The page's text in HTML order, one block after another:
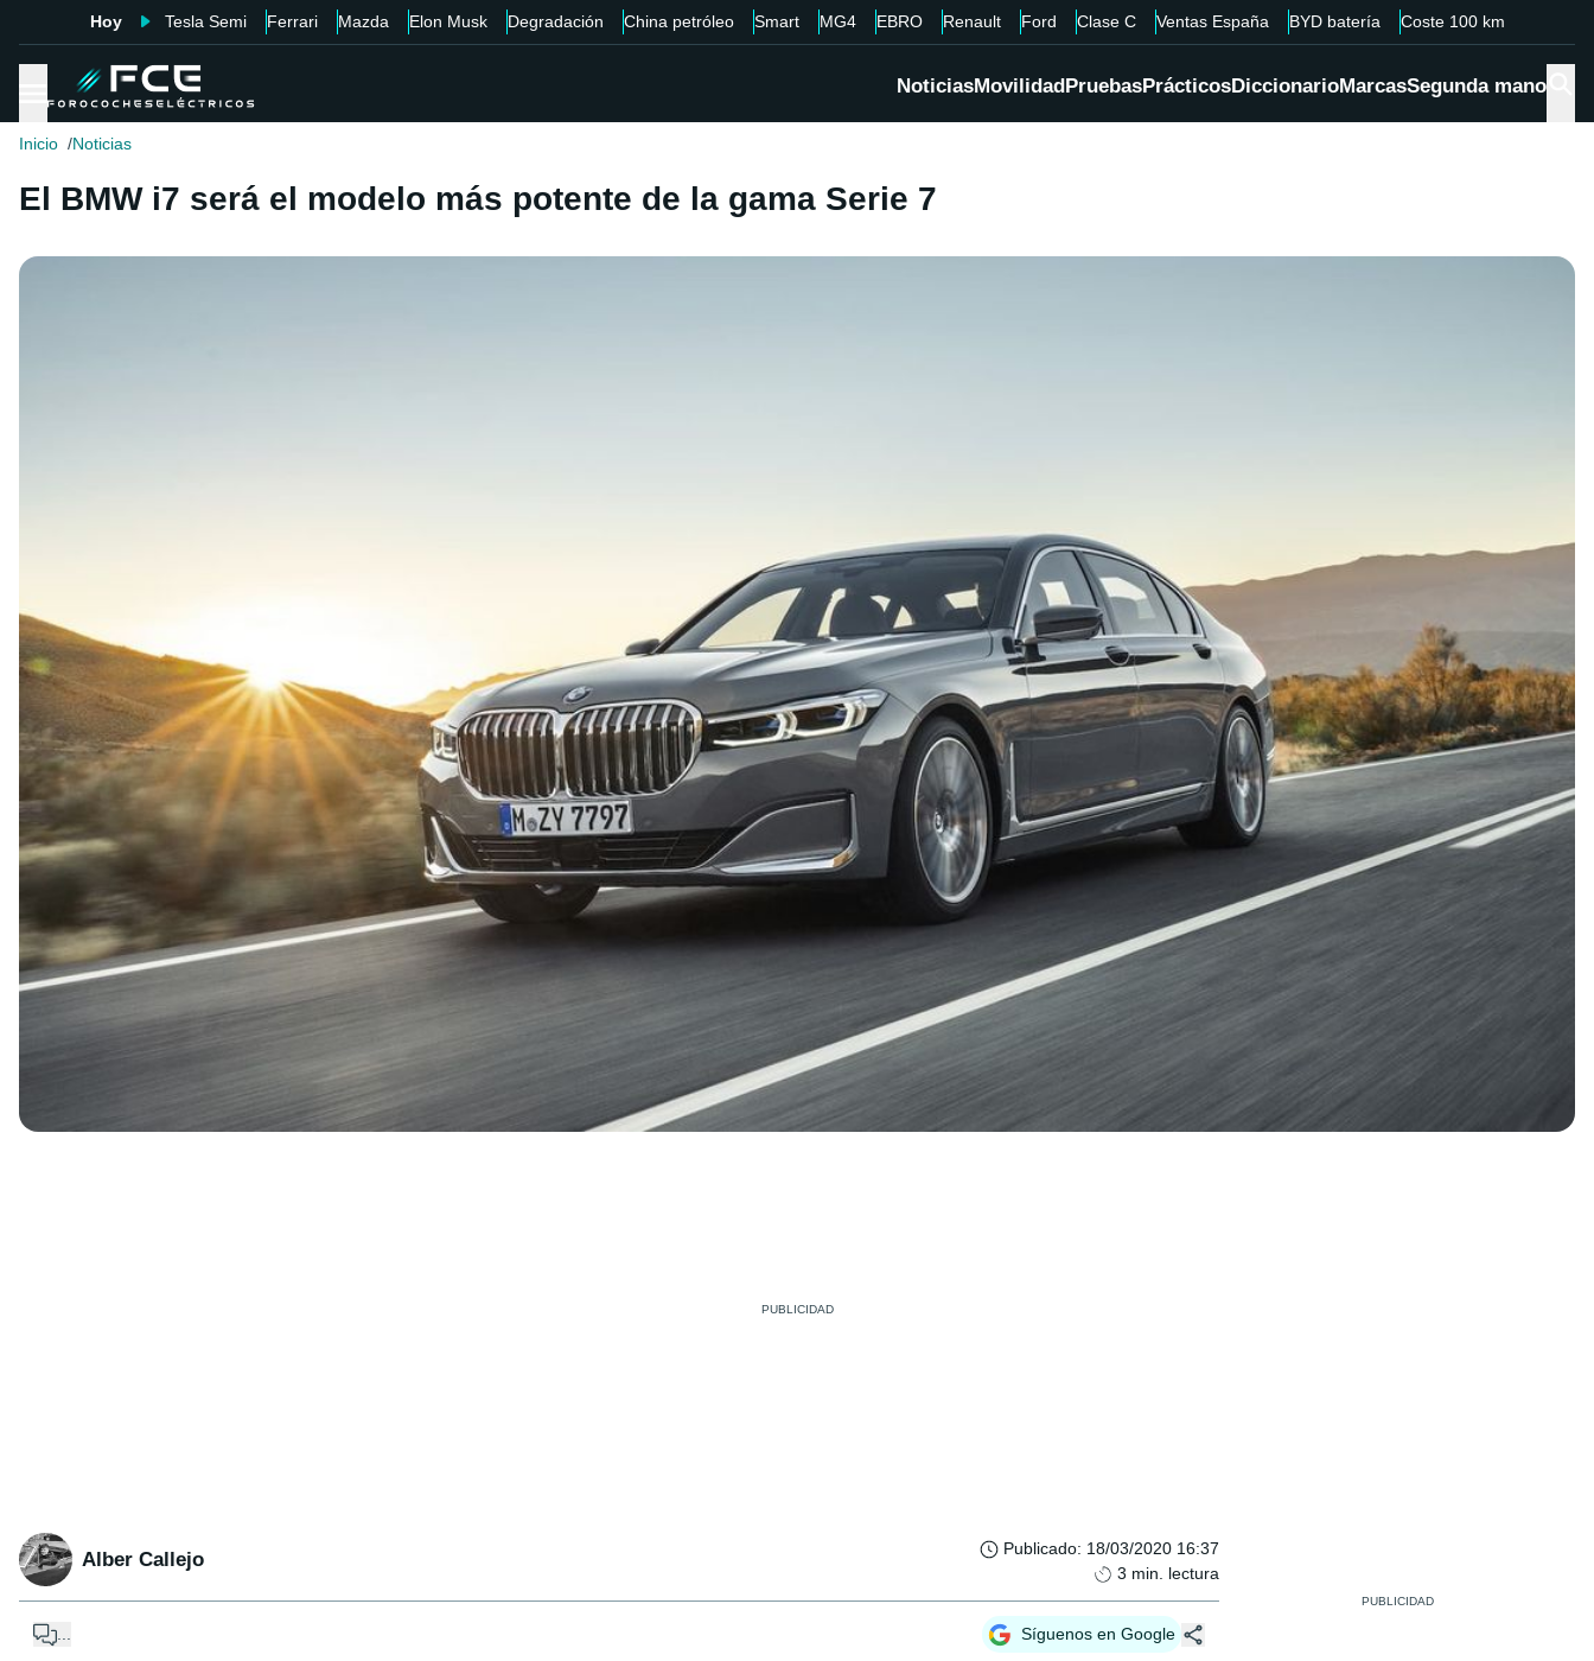
Hoy Tesla Semi Ferrari Mazda Elon Musk Degradación China petróleo Smart MG4 EBRO Renault Ford Clase C Ventas España BYD batería Coste 100 km
NoticiasMovilidadPruebasPrácticosDiccionarioMarcasSegunda mano
Inicio Noticias
El BMW i7 será el modelo más potente de la gama Serie 7
Alber Callejo Publicado: 18/03/2020 16:37
3 min. lectura
... Síguenos en Google